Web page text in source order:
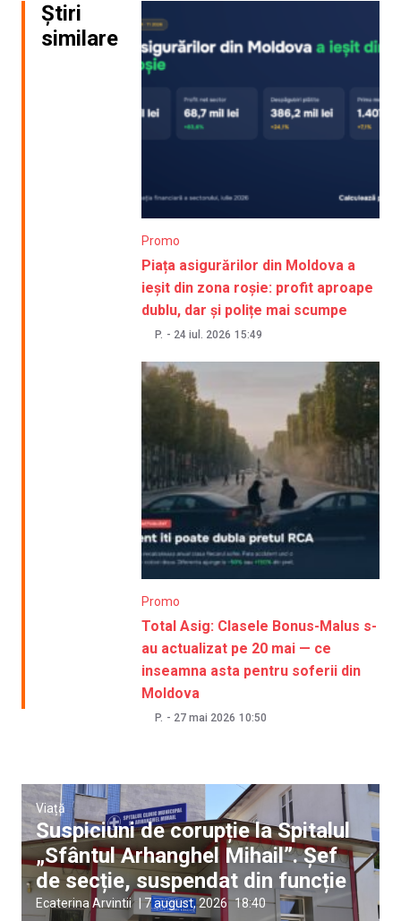
Știri
similare
Promo
Piața asigurărilor din Moldova a
ieșit din zona roșie: profit aproape
dublu, dar și polițe mai scumpe
P. - 24 iul. 2026 15:49
Promo
Total Asig: Clasele Bonus-Malus s-
au actualizat pe 20 mai — ce
inseamna asta pentru soferii din
Moldova
P. - 27 mai 2026 10:50
Viață
Suspiciuni de corupție la Spitalul
„Sfântul Arhanghel Mihail”. Șef
de secție, suspendat din funcție
Ecaterina Arvintii 7 august, 2026 18:40